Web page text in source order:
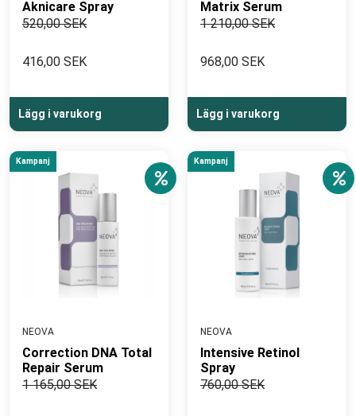
Aknicare Spray
520,00 SEK
416,00 SEK
Lägg i varukorg
Matrix Serum
1 210,00 SEK
968,00 SEK
Lägg i varukorg
Kampanj
NEOVA
Correction DNA Total
Repair Serum
1 165,00 SEK
Kampanj
NEOVA
Intensive Retinol
Spray
760,00 SEK